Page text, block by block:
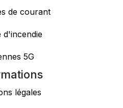
de courant
d'incendie
5G
légales